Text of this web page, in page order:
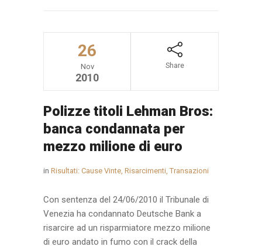
26
Nov
2010
Share
Polizze titoli Lehman Bros:
banca condannata per
mezzo milione di euro
in Risultati: Cause Vinte, Risarcimenti, Transazioni
Con sentenza del 24/06/2010 il Tribunale di
Venezia ha condannato Deutsche Bank a
risarcire ad un risparmiatore mezzo milione
di euro andato in fumo con il crack della